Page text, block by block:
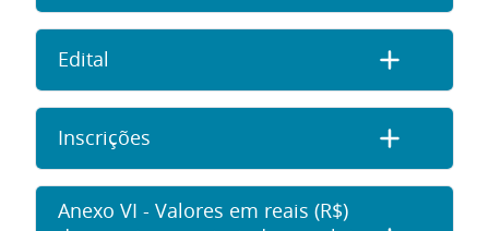
Edital
Inscrições
Anexo VI - Valores em reais (R$)